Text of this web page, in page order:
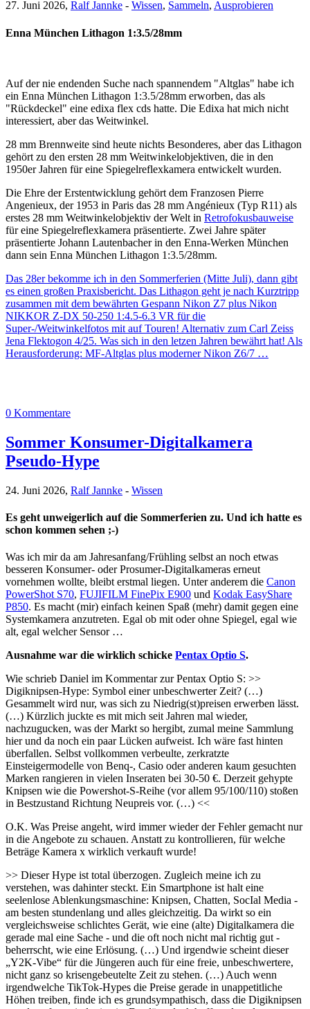
27. Juni 2026, Ralf Jannke - Wissen, Sammeln, Ausprobieren
Enna München Lithagon 1:3.5/28mm
Auf der nie endenden Suche nach spannendem "Altglas" habe ich
ein Enna München Lithagon 1:3.5/28mm erworben, das als
"Rückdeckel" eine edixa flex cds hatte. Die Edixa hat mich nicht
interessiert, aber das Weitwinkel.
28 mm Brennweite sind heute nichts Besonderes, aber das Lithagon
gehört zu den ersten 28 mm Weitwinkelobjektiven, die in den
1950er Jahren für eine Spiegelreflexkamera entwickelt wurden.
Die Ehre der Erstentwicklung gehört dem Franzosen Pierre
Angenieux, der 1953 in Paris das 28 mm Angénieux (Typ R11) als
erstes 28 mm Weitwinkelobjektiv der Welt in Retrofokusbauweise
für eine Spiegelreflexkamera präsentierte. Zwei Jahre später
präsentierte Johann Lautenbacher in den Enna-Werken München
dann sein Enna München Lithagon 1:3.5/28mm.
Das 28er bekomme ich in den Sommerferien (Mitte Juli), dann gibt
es einen großen Praxisbericht. Das Lithagon geht je nach Kurztripp
zusammen mit dem bewährten Gespann Nikon Z7 plus Nikon
NIKKOR Z-DX 50-250 1:4.5-6.3 VR für die
Super-/Weitwinkelfotos mit auf Touren! Alternativ zum Carl Zeiss
Jena Flektogon 4/25. Was sich in den letzen Jahren bewährt hat! Als
Herausforderung: MF-Altglas plus moderner Nikon Z6/7 …
0 Kommentare
Sommer Konsumer-Digitalkamera
Pseudo-Hype
24. Juni 2026, Ralf Jannke - Wissen
Es geht unweigerlich auf die Sommerferien zu. Und ich hatte es
schon kommen sehen ;-)
Was ich mir da am Jahresanfang/Frühling selbst an noch etwas
besseren Konsumer- oder Prosumer-Digitalkameras erneut
vornehmen wollte, bleibt erstmal liegen. Unter anderem die Canon
PowerShot S70, FUJIFILM FinePix E900 und Kodak EasyShare
P850. Es macht (mir) einfach keinen Spaß (mehr) damit gegen eine
Systemkamera anzutreten. Egal ob mit oder ohne Spiegel, egal wie
alt, egal welcher Sensor …
Ausnahme war die wirklich schicke Pentax Optio S.
Wie schrieb Daniel im Kommentar zur Pentax Optio S: >>
Digiknipsen-Hype: Symbol einer unbeschwerter Zeit? (…)
Gesammelt wird nur, was sich zu Niedrig(st)preisen erwerben lässt.
(…) Kürzlich juckte es mit mich seit Jahren mal wieder,
nachzugucken, was der Markt so hergibt, zumal meine Sammlung
hier und da noch ein paar Lücken aufweist. Ich wäre fast hinten
überfallen. Selbst vollkommen verbeulte, zerkratzte
Einsteigermodelle von Benq-, Casio oder anderen kaum gesuchten
Marken rangieren in vielen Inseraten bei 30-50 €. Derzeit gehypte
Knipsen wie die Powershot-S-Reihe (vor allem 95/100/110) stoßen
in Bestzustand Richtung Neupreis vor. (…) <<
O.K. Was Preise angeht, wird immer wieder der Fehler gemacht nur
in die Angebote zu schauen. Anstatt zu kontrollieren, für welche
Beträge Kamera x wirklich verkauft wurde!
>> Dieser Hype ist total überzogen. Zugleich meine ich zu
verstehen, was dahinter steckt. Ein Smartphone ist halt eine
seelenlose Ablenkungsmaschine: Knipsen, Chatten, SocIal Media -
am besten stundenlang und alles gleichzeitig. Da wirkt so ein
vergleichsweise schlichtes Gerät, wie eine (alte) Digitalkamera die
gerade mal eine Sache - und die oft noch nicht mal richtig gut -
beherrscht, wie eine Erlösung. (…) Und irgendwie scheint dieser
„Y2K-Vibe“ für die Jüngeren auch für eine freie, unbeschwertere,
nicht ganz so krisengebeutelte Zeit zu stehen. (…) Auch wenn
irgendwelche TikTok-Hypes die Preise gerade in unappetitliche
Höhen treiben, finde ich es grundsympathisch, dass die Digiknipsen